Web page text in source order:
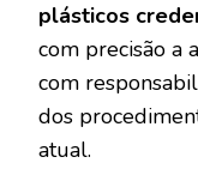
plásticos
com precisão a
com
dos
atual.